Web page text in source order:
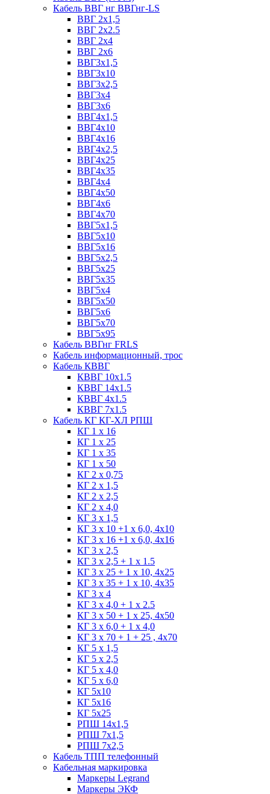
Кабель ВВГ нг ВВГнг-LS
ВВГ 2х1,5
ВВГ 2х2.5
ВВГ 2х4
ВВГ 2х6
ВВГ3х1,5
ВВГ3х10
ВВГ3х2,5
ВВГ3х4
ВВГ3х6
ВВГ4х1,5
ВВГ4х10
ВВГ4х16
ВВГ4х2,5
ВВГ4х25
ВВГ4х35
ВВГ4х4
ВВГ4х50
ВВГ4х6
ВВГ4х70
ВВГ5х1,5
ВВГ5х10
ВВГ5х16
ВВГ5х2,5
ВВГ5х25
ВВГ5х35
ВВГ5х4
ВВГ5х50
ВВГ5х6
ВВГ5х70
ВВГ5х95
Кабель ВВГнг FRLS
Кабель информационный, трос
Кабель КВВГ
КВВГ 10х1.5
КВВГ 14х1.5
КВВГ 4х1.5
КВВГ 7х1.5
Кабель КГ КГ-ХЛ РПШ
КГ 1 х 16
КГ 1 х 25
КГ 1 х 35
КГ 1 х 50
КГ 2 х 0,75
КГ 2 х 1,5
КГ 2 х 2,5
КГ 2 х 4,0
КГ 3 х 1,5
КГ 3 х 10 +1 x 6,0, 4х10
КГ 3 х 16 +1 x 6,0, 4х16
КГ 3 х 2,5
КГ 3 х 2,5 + 1 x 1.5
КГ 3 х 25 + 1 х 10, 4х25
КГ 3 х 35 + 1 x 10, 4х35
КГ 3 х 4
КГ 3 х 4,0 + 1 x 2.5
КГ 3 х 50 + 1 x 25, 4х50
КГ 3 х 6,0 + 1 x 4,0
КГ 3 х 70 + 1 + 25 , 4х70
КГ 5 х 1,5
КГ 5 х 2,5
КГ 5 х 4,0
КГ 5 х 6,0
КГ 5х10
КГ 5х16
КГ 5х25
РПШ 14х1,5
РПШ 7х1,5
РПШ 7х2,5
Кабель ТПП телефонный
Кабельная маркировка
Маркеры Legrand
Маркеры ЭКФ